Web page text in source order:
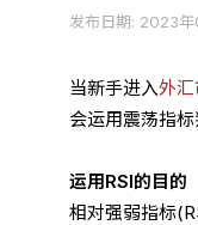
发布日期: 2023
当新手进入外汇
会运用震荡指
运用RSI的目的
相对强弱指标